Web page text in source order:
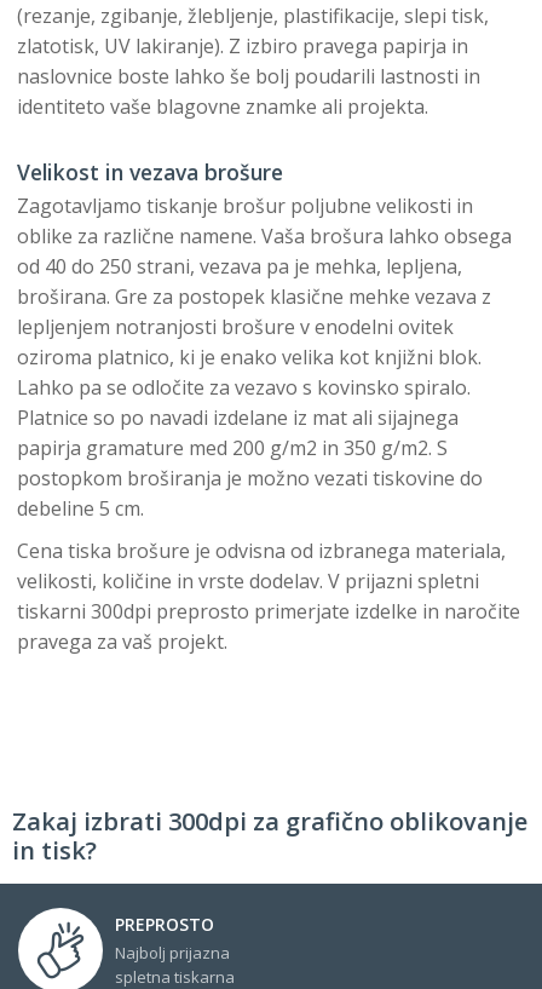
(rezanje, zgibanje, žlebljenje, plastifikacije, slepi tisk,
zlatotisk, UV lakiranje). Z izbiro pravega papirja in
naslovnice boste lahko še bolj poudarili lastnosti in
identiteto vaše blagovne znamke ali projekta.
Velikost in vezava brošure
Zagotavljamo tiskanje brošur poljubne velikosti in
oblike za različne namene. Vaša brošura lahko obsega
od 40 do 250 strani, vezava pa je mehka, lepljena,
broširana. Gre za postopek klasične mehke vezava z
lepljenjem notranjosti brošure v enodelni ovitek
oziroma platnico, ki je enako velika kot knjižni blok.
Lahko pa se odločite za vezavo s kovinsko spiralo.
Platnice so po navadi izdelane iz mat ali sijajnega
papirja gramature med 200 g/m2 in 350 g/m2. S
postopkom broširanja je možno vezati tiskovine do
debeline 5 cm.
Cena tiska brošure je odvisna od izbranega materiala,
velikosti, količine in vrste dodelav. V prijazni spletni
tiskarni 300dpi preprosto primerjate izdelke in naročite
pravega za vaš projekt.
Zakaj izbrati 300dpi za grafično oblikovanje
in tisk?
PREPROSTO
Najbolj prijazna
spletna tiskarna